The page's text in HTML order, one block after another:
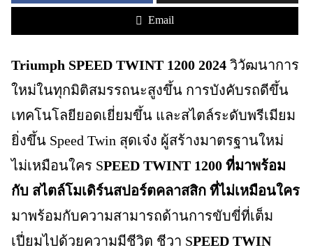
Email
Triumph SPEED TWINT 1200 2024 วิวัฒนาการ
ใหม่ในทุกมิติสมรรถนะสูงขึ้น การบังคับรถดีขึ้น
เทคโนโลยียอดเยี่ยมขึ้น และสไตล์ระดับพรีเมียม
ยิ่งขึ้น Speed Twin สุดเจ๋ง ผู้สร้างมาตรฐานใหม่
ไม่เหมือนใคร SPEED TWINT 1200 ที่มาพร้อม
กับ สไตล์โมเดิร์นสปอร์ตคลาสสิก ที่ไม่เหมือนใคร
มาพร้อมกับความสามารถด้านการขับขี่ที่เต็ม
เปี่ยมไปด้วยความมีชีวิต ชีวา SPEED TWIN